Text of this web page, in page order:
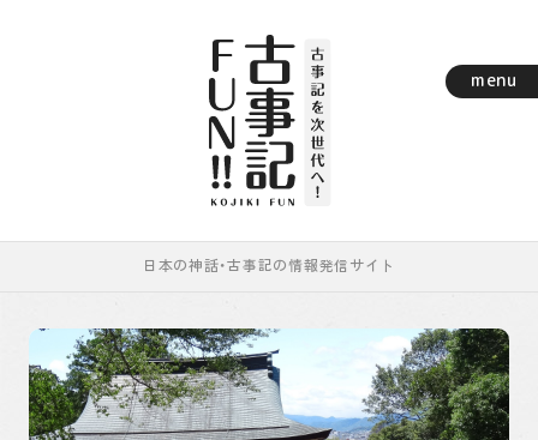
menu
日本の神話・古事記の情報発信サイト